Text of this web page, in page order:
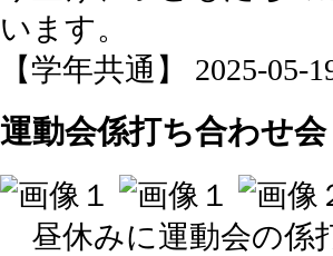
います。
【学年共通】 2025-05-
運動会係打ち合わせ会
昼休みに運動会の係